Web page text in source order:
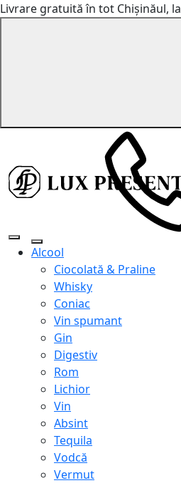
Livrare gratuită în tot Chișinăul,
Alcool
Ciocolată & Praline
Whisky
Coniac
Vin spumant
Gin
Digestiv
Rom
Lichior
Vin
Absint
Tequila
Vodcă
Vermut